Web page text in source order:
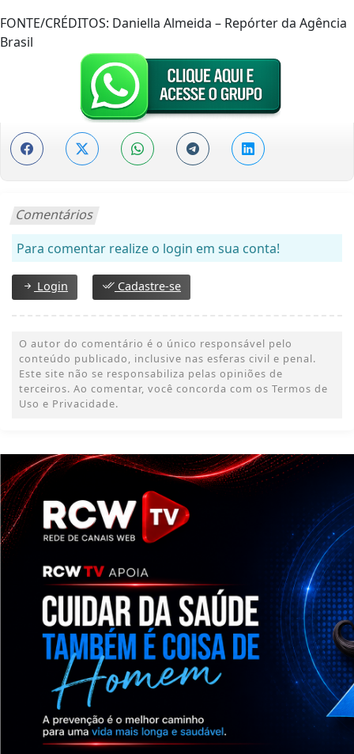
FONTE/CRÉDITOS: Daniella Almeida – Repórter da Agência
Brasil
Comentários
Para comentar realize o login em sua conta!
Login Cadastre-se
O autor do comentário é o único responsável pelo
conteúdo publicado, inclusive nas esferas civil e penal.
Este site não se responsabiliza pelas opiniões de
terceiros. Ao comentar, você concorda com os Termos de
Uso e Privacidade.